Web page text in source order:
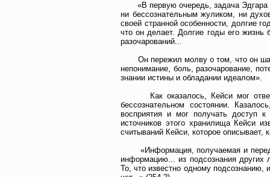
«В первую очередь, задача Эдгара
ни бессознательным жуликом, ни
своей странной особенности, долгие
что он делает. Долгие годы его
разочарований...
Он пережил молву о том, что он
непонимание, боль, разочарование,
знании истины и обладании идеалом».
Как оказалось, Кейси мог
бессознательном состоянии.
восприятия и мог получать доступ
источников этого хранилища Кейси
считываний Кейси, которое описывает,
«Информация, получаемая и
информацию... из подсознания
То, что известно одному подсознанию,